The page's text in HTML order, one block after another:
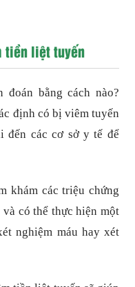
tiền liệt tuyến
bằng cách nào?
định có bị viêm tuyến
đến các cơ sở y tế để
khám các triệu chứng
có thể thực hiện một
nghiệm máu hay xét